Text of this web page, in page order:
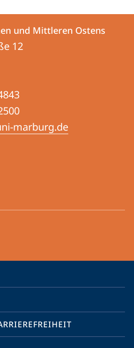
und Mittleren Ostens
12
marburg.de